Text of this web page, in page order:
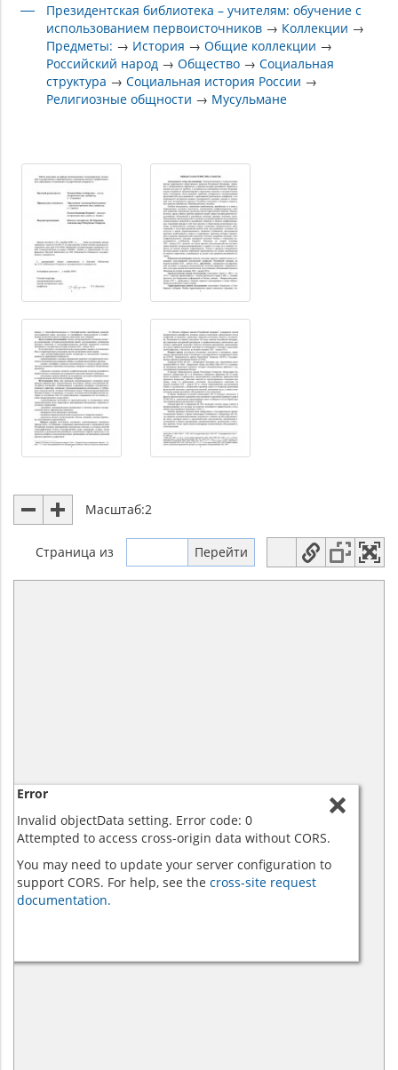
Президентская библиотека – учителям: обучение с
использованием первоисточников → Коллекции →
Предметы: → История →Общие коллекции →
Российский народ →Общество →Социальная
структура →Социальная история России →
Религиозные общности → Мусульмане
Масштаб:2
Страница из
Error
Invalid objectData setting. Error code: 0
Attempted to access cross-origin data without CORS.
You may need to update your server configuration to
support CORS. For help, see the cross-site request
documentation.